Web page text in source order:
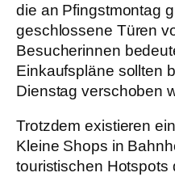
die an Pfingstmontag
geschlossene Türen
Besucherinnen
Einkaufspläne sollten
Dienstag verschoben
Trotzdem existieren
Kleine Shops in
touristischen Hotspots